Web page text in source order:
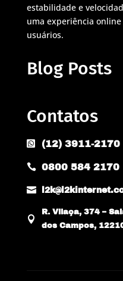
estabilidade e
uma experiência
usuários.
Blog Posts
Contatos
 (12) 3911-2170
 0800 584 2170


R. Vilaça, 374 –
dos Campos,